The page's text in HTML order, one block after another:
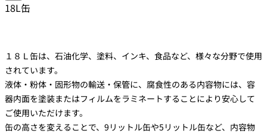
18L缶
１８Ｌ缶は、石油化学、塗料、インキ、食品など、様々な分野で使用
されています。
液体・粉体・固形物の輸送・保管に、腐食性のある内容物には、容
器内面を塗装またはフィルムをラミネートすることにより安心して
ご使用いただけます。
缶の高さを変えることで、9リットル缶や5リットル缶など、内容物